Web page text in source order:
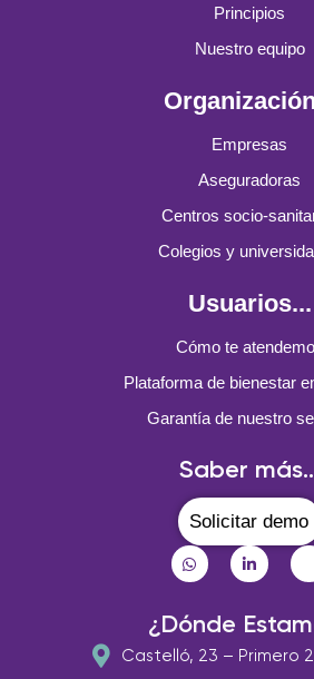
Principios
Nuestro equipo
Empresas
Aseguradoras
Centros socio-
Colegios y
Usuarios...
Cómo te
Plataforma de bienestar
Garantía de nuestro
Saber
Solicitar demo
¿Dónde
Castelló, 23 – Primero